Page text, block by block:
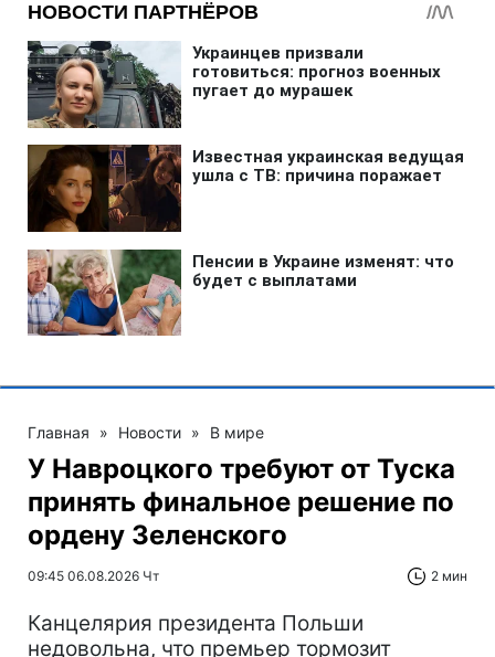
Главная » Новости » В мире
У Навроцкого требуют от Туска
принять финальное решение по
ордену Зеленского
09:45 06.08.2026 Чт 2 мин
Канцелярия президента Польши
недовольна, что премьер тормозит